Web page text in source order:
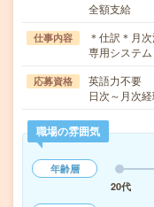
全額支給
仕事内容
＊仕訳＊月
専用システ
応募資格
英語力不要
日次～月次
職場の雰囲気
年齢層
20代